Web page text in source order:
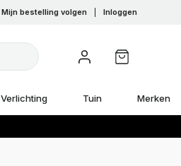
Mijn bestelling volgen Inloggen
Verlichting Tuin Merken